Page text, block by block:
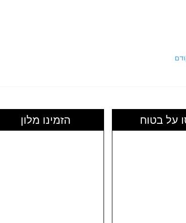
על בטוח הזמינו מלון